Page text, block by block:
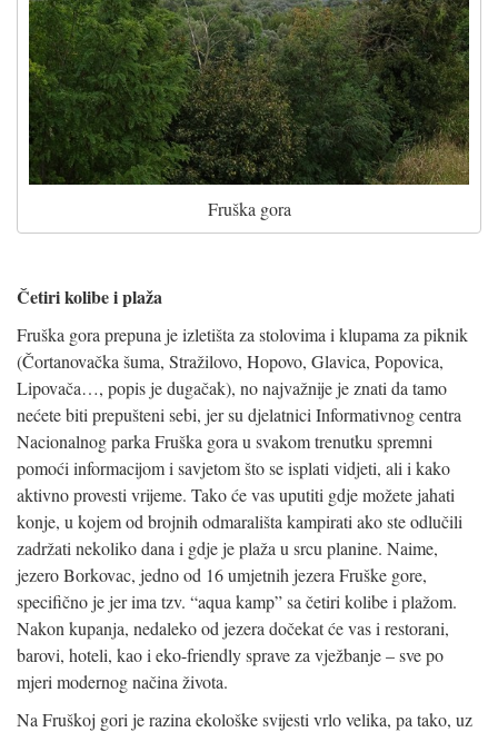
Fruška gora
Četiri kolibe i plaža
Fruška gora prepuna je izletišta za stolovima i klupama za piknik
(Čortanovačka šuma, Stražilovo, Hopovo, Glavica, Popovica,
Lipovača…, popis je dugačak), no najvažnije je znati da tamo
nećete biti prepušteni sebi, jer su djelatnici Informativnog centra
Nacionalnog parka Fruška gora u svakom trenutku spremni
pomoći informacijom i savjetom što se isplati vidjeti, ali i kako
aktivno provesti vrijeme. Tako će vas uputiti gdje možete jahati
konje, u kojem od brojnih odmarališta kampirati ako ste odlučili
zadržati nekoliko dana i gdje je plaža u srcu planine. Naime,
jezero Borkovac, jedno od 16 umjetnih jezera Fruške gore,
specifično je jer ima tzv. “aqua kamp” sa četiri kolibe i plažom.
Nakon kupanja, nedaleko od jezera dočekat će vas i restorani,
barovi, hoteli, kao i eko-friendly sprave za vježbanje – sve po
mjeri modernog načina života.
Na Fruškoj gori je razina ekološke svijesti vrlo velika, pa tako, uz